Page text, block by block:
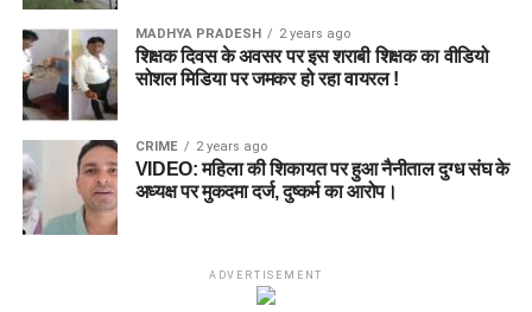
टीम 1: स्मॉल लीग एवं सेफ टीम (Small
League & Mini GL)
विकटकीपर (WK):
बल्लेबाज (BAT):E Jones, Grace Scrivens, F Sweet
ऑलराउंडर (ALL):Hayley Matthews(C)
Brunt
Alana King, D Gregory
Saqib Mahmood
Usman Tariq
Sunrisers Leeds
Mitchell Marsh
Ryan Rickelton (WK)
MADHYA PRADESH 2 years ago
शिक्षक दिवस के अवसर पर इस शराबी शिक्षक का वीडियो
सोशल मिडिया पर जमकर हो रहा वायरल !
CRIME 2 years ago
VIDEO: महिला की शिकायत पर हुआ नैनीताल दुग्ध संघ के
अध्यक्ष पर मुकदमा दर्ज, दुष्कर्म का आरोप।
ADVERTISEMENT